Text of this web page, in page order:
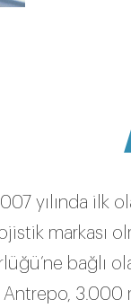
yılında ilk
markası
bağlı
3.000